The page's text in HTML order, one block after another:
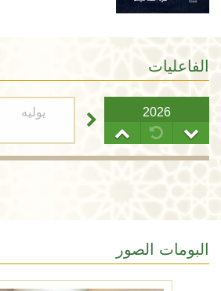
الفاعليات
2026 يوليه
البومات الصور